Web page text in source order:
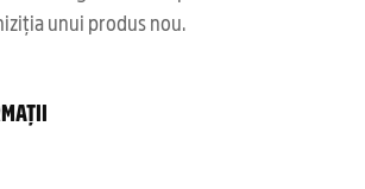
unui produs nou.